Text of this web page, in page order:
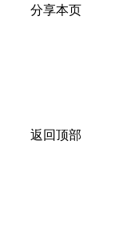
分享本页
返回顶部